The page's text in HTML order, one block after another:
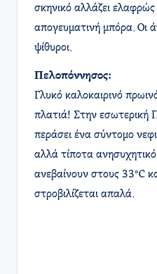
σκηνικό αλλάζει
απογευματινή μπόρα. Οι
ψίθυροι.
Πελοπόννησος:
Γλυκό καλοκαιρινό
πλατιά! Στην εσωτερική
περάσει ένα σύντομο
αλλά τίποτα
ανεβαίνουν στους 33°C
στροβιλίζεται απαλά.